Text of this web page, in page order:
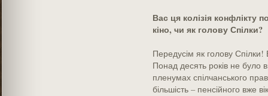
Вас ця колізія конфлікту
кіно, чи як голову Спілки?
Передусім як голову Спілки!
Понад десять років не було
пленумах спілчанського
більшість – пенсійного вже